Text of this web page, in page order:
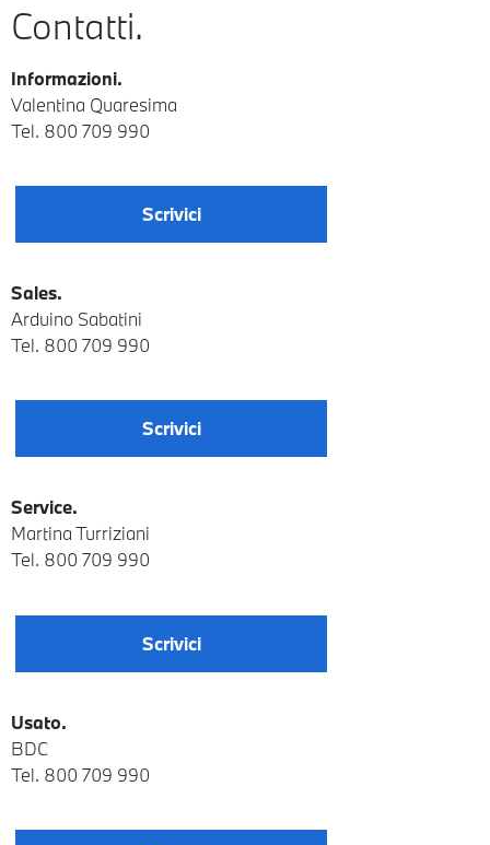
Contatti.
Informazioni.
Valentina Quaresima
Tel. 800 709 990
Scrivici
Sales.
Arduino Sabatini
Tel. 800 709 990
Scrivici
Service.
Martina Turriziani
Tel. 800 709 990
Scrivici
Usato.
BDC
Tel. 800 709 990